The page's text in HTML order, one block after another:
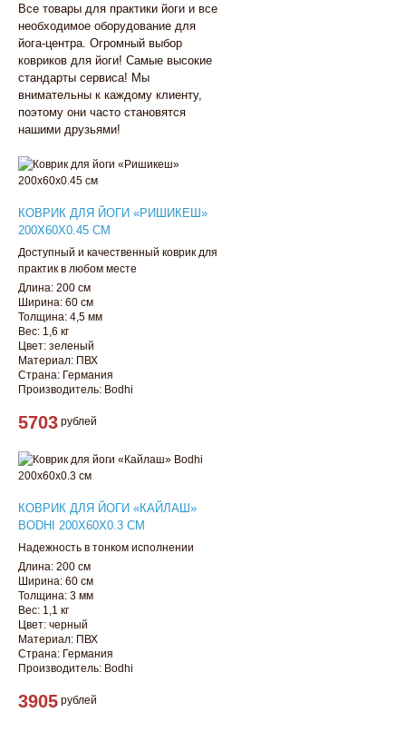
Все товары для практики йоги и все
необходимое оборудование для
йога-центра. Огромный выбор
ковриков для йоги! Самые высокие
стандарты сервиса! Мы
внимательны к каждому клиенту,
поэтому они часто становятся
нашими друзьями!
КОВРИК ДЛЯ ЙОГИ «РИШИКЕШ»
200Х60Х0.45 СМ
Доступный и качественный коврик для
практик в любом месте
Длина: 200 см
Ширина: 60 см
Толщина: 4,5 мм
Вес: 1,6 кг
Цвет: зеленый
Материал: ПВХ
Страна: Германия
Производитель: Bodhi
5703 рублей
КОВРИК ДЛЯ ЙОГИ «КАЙЛАШ»
BODHI 200Х60Х0.3 СМ
Надежность в тонком исполнении
Длина: 200 см
Ширина: 60 см
Толщина: 3 мм
Вес: 1,1 кг
Цвет: черный
Материал: ПВХ
Страна: Германия
Производитель: Bodhi
3905 рублей